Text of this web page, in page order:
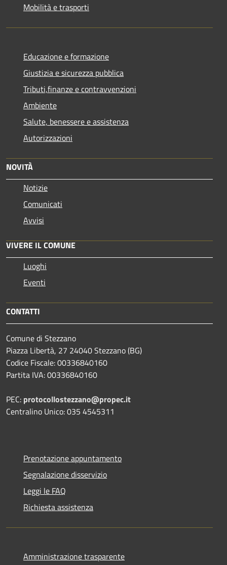
Mobilità e trasporti
Educazione e formazione
Giustizia e sicurezza pubblica
Tributi,finanze e contravvenzioni
Ambiente
Salute, benessere e assistenza
Autorizzazioni
NOVITÀ
Notizie
Comunicati
Avvisi
VIVERE IL COMUNE
Luoghi
Eventi
CONTATTI
Comune di Stezzano
Piazza Libertà, 27 24040 Stezzano (BG)
Codice Fiscale: 00336840160
Partita IVA: 00336840160
PEC: protocollostezzano@propec.it
Centralino Unico: 035 4545311
Prenotazione appuntamento
Segnalazione disservizio
Leggi le FAQ
Richiesta assistenza
Amministrazione trasparente